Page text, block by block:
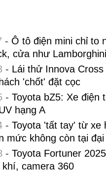
- Ô tô điện mini chỉ to
cửa như
- Lái thử Innova
'chốt' đặt cọc
- Toyota bZ5: Xe điện
hạng A
- Toyota 'tất tay' từ xe
mức không còn tại đại
- Toyota Fortuner
camera 360